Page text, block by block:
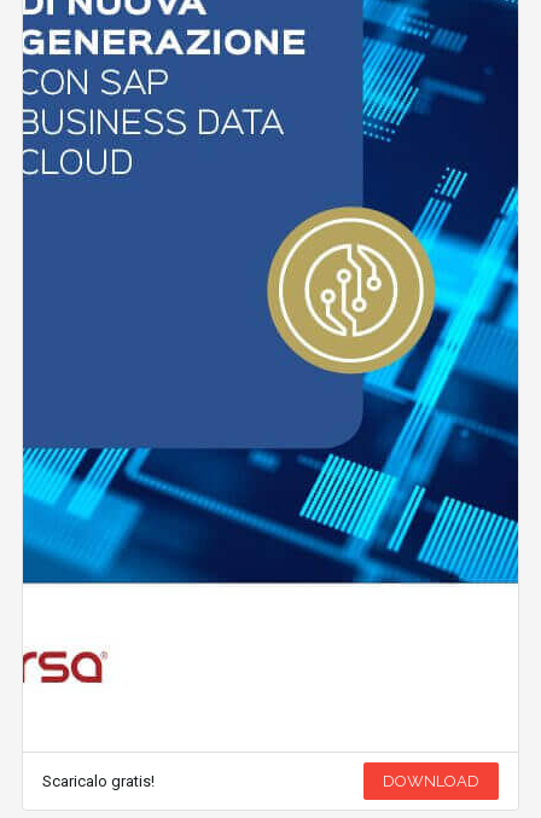
Scaricalo gratis! DOWNLOAD